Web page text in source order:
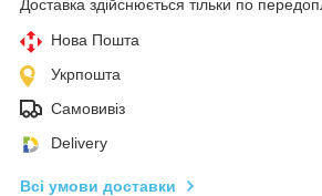
Доставка здійснюється тільки по
Нова Пошта
Укрпошта
Самовивіз
Delivery
Всі умови доставки